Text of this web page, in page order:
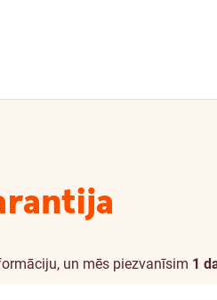
un mēs piezvanīsim 1